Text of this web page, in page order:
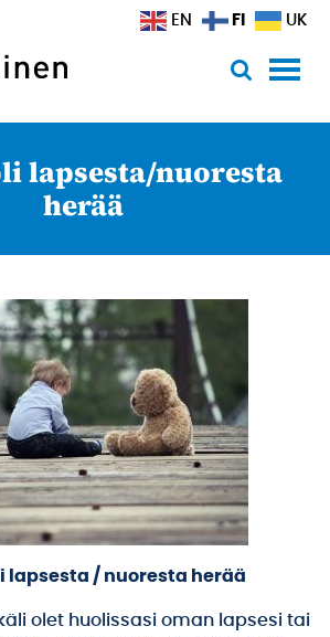
lapsesta/nuoresta
herää
lapsesta / nuoresta herää
olet huolissasi oman lapsesi tai
EN FI UK